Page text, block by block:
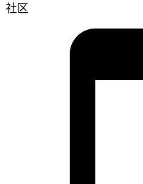
社区